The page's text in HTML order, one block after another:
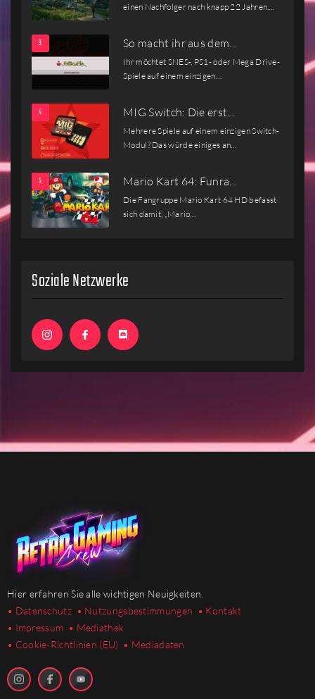
einen Nachfolger nach knapp 22 Jahren.…
So macht ihr aus dem…
Ihr möchtet SNES-, PS1- oder Mega Drive-
Spiele auf einem einzigen…
MIG Switch: Die erst…
Mehrere Spiele auf einem einzigen Switch-
Modul? Das würde einiges an…
Mario Kart 64: Funra…
Die Fangruppe Mario Kart 64 HD befasst
sich damit, „Mario…
Soziale Netzwerke
Hier erfahren Sie alle wichtigen Neuigkeiten.
• Datenschutz • Nutzungsbestimmungen • Kontakt
• Impressum • Mediathek
• Cookie-Richtlinien (EU) • Mediadaten